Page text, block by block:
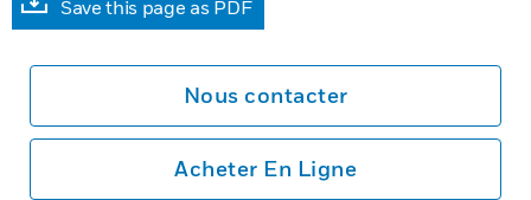
Save this page as PDF
Nous contacter
Acheter En Ligne